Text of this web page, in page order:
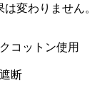
変わりません。
コットン使用
断